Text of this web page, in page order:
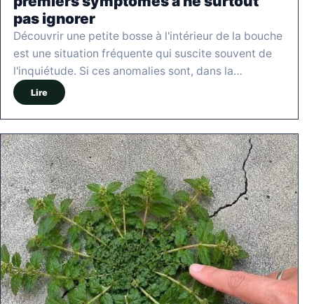
pas ignorer
Découvrir une petite bosse à l'intérieur de la bouche
est une situation fréquente qui suscite souvent de
l'inquiétude. Si ces anomalies sont, dans la…
Lire